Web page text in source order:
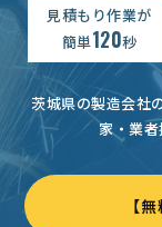
見積もり作業が
簡単120秒
茨城県の製造会社
家・業
【
製造会
スリラン
ランジェリ
製造会
機械製
木工製